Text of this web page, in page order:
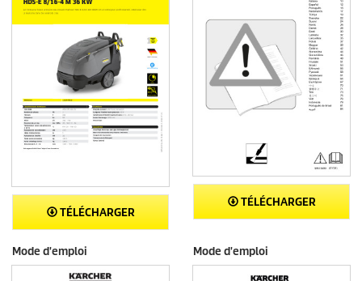
TÉLÉCHARGER
TÉLÉCHARGER
Mode d'emploi Mode d'emploi